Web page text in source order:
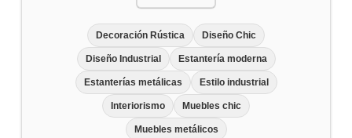
Decoración Rústica Diseño Chic
Diseño Industrial Estantería moderna
Estanterías metálicas Estilo industrial
Interiorismo Muebles chic
Muebles metálicos